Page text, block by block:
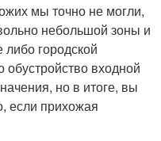
мы точно не могли,
небольшой зоны и
городской
обустройство входной
но в итоге, вы
если прихожая